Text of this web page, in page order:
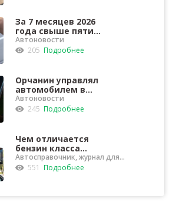
За 7 месяцев 2026
года свыше пяти
тысяч орчан были
оштрафованы за
Автоновости
205 Подробнее
Орчанин управлял
автомобилем в
состоянии
опьянения и
Автоновости
245 Подробнее
Чем отличается
бензин класса
"Евро-5" от "Евро-3"?
Автосправочник, журнал для
водителей
551 Подробнее